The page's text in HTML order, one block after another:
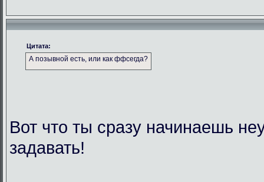
Цитата:
А позывной есть, или как ффсегда?
Вот что ты сразу начинаешь
задавать!